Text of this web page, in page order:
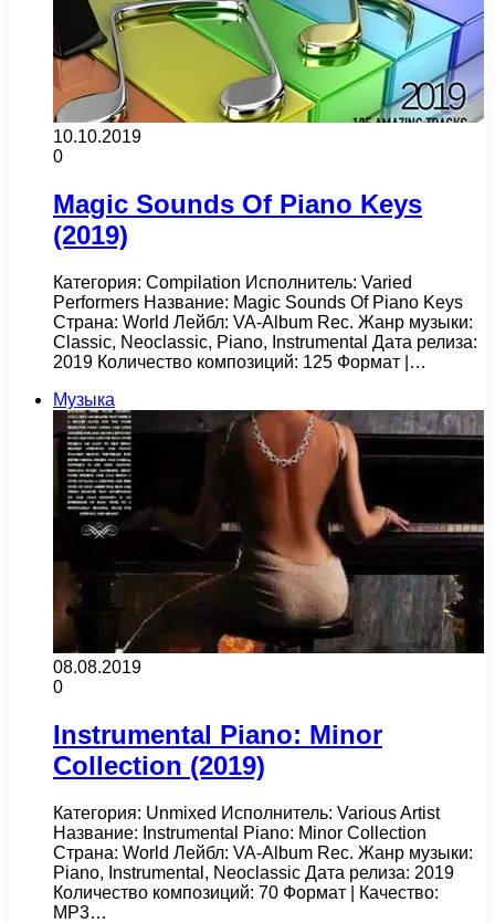
10.10.2019
0
Magic Sounds Of Piano Keys
(2019)
Категория: Compilation Исполнитель: Varied
Performers Название: Magic Sounds Of Piano Keys
Страна: World Лейбл: VA-Album Rec. Жанр музыки:
Classic, Neoclassic, Piano, Instrumental Дата релиза:
2019 Количество композиций: 125 Формат |…
Музыка
08.08.2019
0
Instrumental Piano: Minor
Collection (2019)
Категория: Unmixed Исполнитель: Various Artist
Название: Instrumental Piano: Minor Collection
Страна: World Лейбл: VA-Album Rec. Жанр музыки:
Piano, Instrumental, Neoclassic Дата релиза: 2019
Количество композиций: 70 Формат | Качество:
MP3…